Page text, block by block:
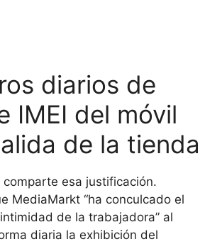
diarios de
IMEI del móvil
de la tienda
comparte esa justificación.
MediaMarkt “ha conculcado el
de la trabajadora” al
diaria la exhibición del